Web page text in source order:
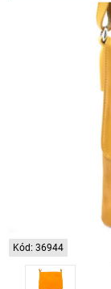
Kód: 36944